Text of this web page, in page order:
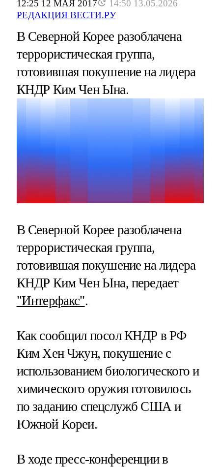
12:25 12 МАЯ 2017
14:50 13.05.2026
РЕДАКЦИЯ ВЕСТИ.РУ
В Северной Корее разоблачена
террористическая группа,
готовившая покушение на лидера
КНДР Ким Чен Ына.
В Северной Корее разоблачена
террористическая группа,
готовившая покушение на лидера
КНДР Ким Чен Ына, передает
"Интерфакс".
Как сообщил посол КНДР в РФ
Ким Хен Чжун, покушение с
использованием биологического и
химического оружия готовилось
по заданию спецслужб США и
Южной Кореи.
В ходе пресс-конференции в